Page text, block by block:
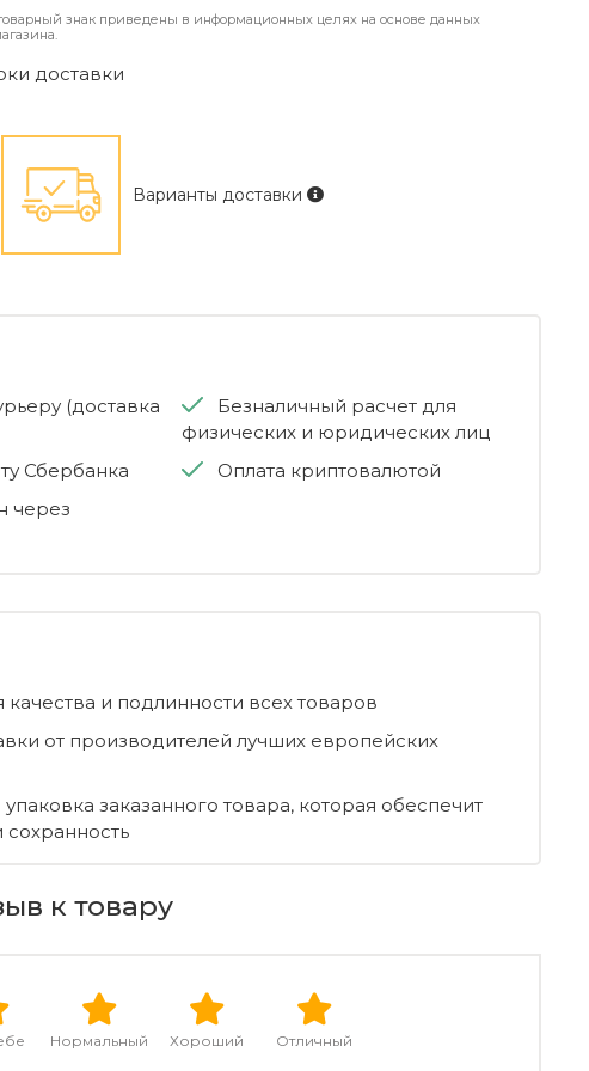
знак приведены в информационных целях на основе данных
доставки
Варианты доставки
(доставка
Сбербанка
через
Безналичный расчет для
физических и юридических лиц
Оплата криптовалютой
качества и подлинности всех товаров
от производителей лучших европейских
заказанного товара, которая обеспечит
сохранность
к товару
Отличный
Хороший
Нормальный